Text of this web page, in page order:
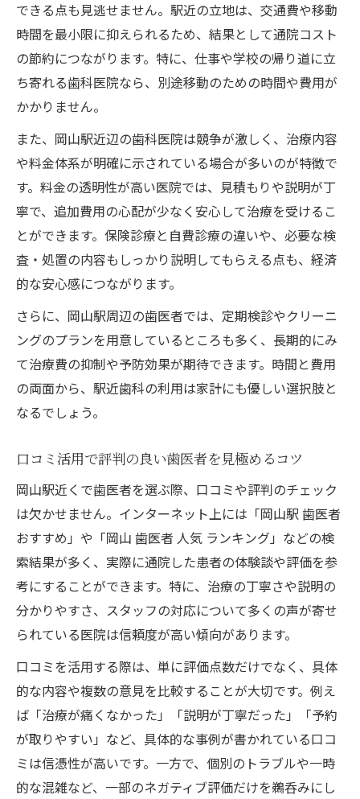
評判の良い駅近歯医者で安心の治療を受け
る秘訣
治療説明が丁寧な歯医者を駅近で見つける
方法
大切
駅近の歯医者で快適な通院生活を実現する
工夫
定期検診に適した歯医者を駅近で探すメリット
駅近歯医者で定期検診が続けやすい理由
歯医者選びはアクセスと予防歯科の充実度
忙しい人でも駅近の歯医者なら定期検診が
習慣に
駅近歯医者で健康維持と治療費節約を同時
に叶える
ポイント
忙しい人のための岡山駅近い歯医者活用術
スケジュール管理がしやすい駅近歯医者の
魅力
歯医者の予約や待ち時間削減に駅近が役立
つ理由
仕事帰りにも通いやすい歯医者の選び方
岡山駅近くで評判の良い歯医者を有効活用
する方法
治療内容や支払い方法を事前相談できる歯
医者の選択
できる点も見逃せません。駅近の立地は、交通費や移動
時間を最小限に抑えられるため、結果として通院コスト
の節約につながります。特に、仕事や学校の帰り道に立
ち寄れる歯科医院なら、別途移動のための時間や費用が
かかりません。
また、岡山駅近辺の歯科医院は競争が激しく、治療内容
や料金体系が明確に示されている場合が多いのが特徴で
す。料金の透明性が高い医院では、見積もりや説明が丁
寧で、追加費用の心配が少なく安心して治療を受けるこ
とができます。保険診療と自費診療の違いや、必要な検
査・処置の内容もしっかり説明してもらえる点も、経済
的な安心感につながります。
さらに、岡山駅周辺の歯医者では、定期検診やクリーニ
ングのプランを用意しているところも多く、長期的にみ
て治療費の抑制や予防効果が期待できます。時間と費用
の両面から、駅近歯科の利用は家計にも優しい選択肢と
なるでしょう。
口コミ活用で評判の良い歯医者を見極めるコツ
岡山駅近くで歯医者を選ぶ際、口コミや評判のチェック
は欠かせません。インターネット上には「岡山駅 歯医者
おすすめ」や「岡山 歯医者 人気 ランキング」などの検
索結果が多く、実際に通院した患者の体験談や評価を参
考にすることができます。特に、治療の丁寧さや説明の
分かりやすさ、スタッフの対応について多くの声が寄せ
られている医院は信頼度が高い傾向があります。
口コミを活用する際は、単に評価点数だけでなく、具体
的な内容や複数の意見を比較することが大切です。例え
ば「治療が痛くなかった」「説明が丁寧だった」「予約
が取りやすい」など、具体的な事例が書かれている口コ
ミは信憑性が高いです。一方で、個別のトラブルや一時
的な混雑など、一部のネガティブ評価だけを鵜呑みにし